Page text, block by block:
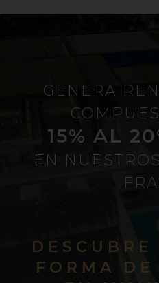
GENERA
15% AL
EN
FORMA